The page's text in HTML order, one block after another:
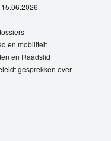
en mobiliteit
en Raadslid
gesprekken over